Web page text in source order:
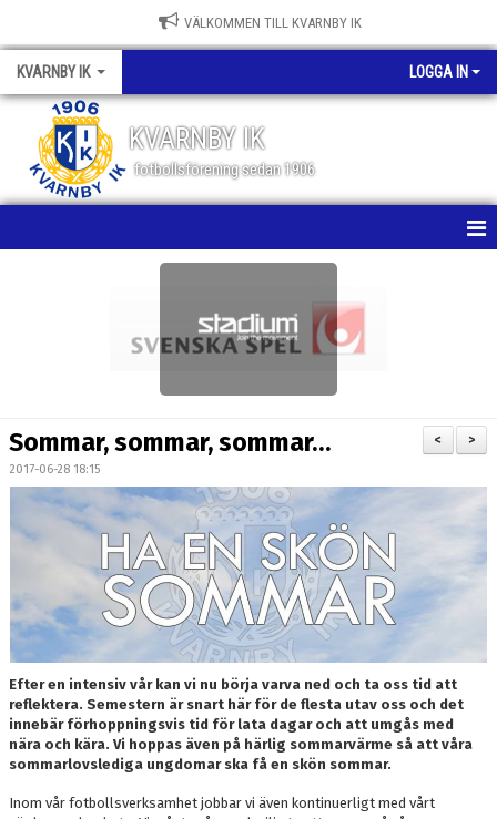
VÄLKOMMEN TILL KVARNBY IK
KVARNBY IK LOGGA IN
KVARNBY IK
fotbollsförening sedan 1906
BILDGALLERI
DOKUMENT
LEDARE
KONTAKT
>
<
Sommar, sommar, sommar…
2017-06-28 18:15
Efter en intensiv vår kan vi nu börja varva ned och ta oss tid att
reflektera. Semestern är snart här för de flesta utav oss och det
innebär förhoppningsvis tid för lata dagar och att umgås med
nära och kära. Vi hoppas även på härlig sommarvärme så att våra
sommarlovslediga ungdomar ska få en skön sommar.
Inom vår fotbollsverksamhet jobbar vi även kontinuerligt med vårt